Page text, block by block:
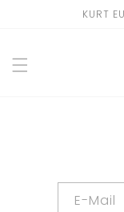
KURT
E-Mail